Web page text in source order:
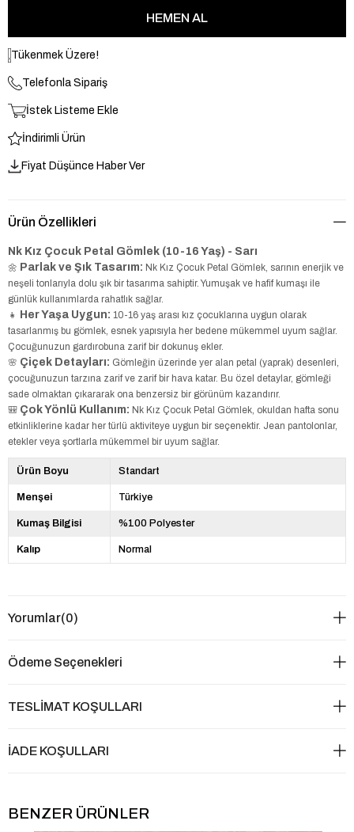
Tükenmek Üzere!
Telefonla Sipariş
İstek Listeme Ekle
İndirimli Ürün
Fiyat Düşünce Haber Ver
Ürün Özellikleri
Nk Kız Çocuk Petal Gömlek (10-16 Yaş) - Sarı
🌼 Parlak ve Şık Tasarım: Nk Kız Çocuk Petal Gömlek, sarının enerjik ve
neşeli tonlarıyla dolu şık bir tasarıma sahiptir. Yumuşak ve hafif kumaşı ile
günlük kullanımlarda rahatlık sağlar.
👧
Her Yaşa Uygun: 10-16 yaş arası kız çocuklarına uygun olarak
tasarlanmış bu gömlek, esnek yapısıyla her bedene mükemmel uyum sağlar.
Çocuğunuzun gardırobuna zarif bir dokunuş ekler.
🌸 Çiçek Detayları: Gömleğin üzerinde yer alan petal (yaprak) desenleri,
çocuğunuzun tarzına zarif ve zarif bir hava katar. Bu özel detaylar, gömleği
sade olmaktan çıkararak ona benzersiz bir görünüm kazandırır.
🎒 Çok Yönlü Kullanım: Nk Kız Çocuk Petal Gömlek, okuldan hafta sonu
etkinliklerine kadar her türlü aktiviteye uygun bir seçenektir. Jean pantolonlar,
etekler veya şortlarla mükemmel bir uyum sağlar.
Ürün Boyu Standart
Menşei Türkiye
Kumaş Bilgisi %100 Polyester
Kalıp Normal
Yorumlar(0)
Ödeme Seçenekleri
TESLİMAT KOŞULLARI
İADE KOŞULLARI
BENZER ÜRÜNLER